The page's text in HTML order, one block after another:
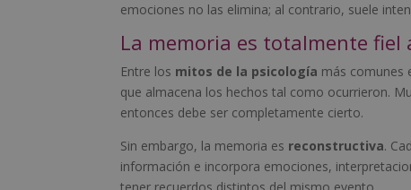
emociones no las elimina; al contrario, suele
La memoria es totalmente fiel
Entre los mitos de la psicología más comunes
que almacena los hechos tal como ocurrieron.
entonces debe ser completamente cierto.
Sin embargo, la memoria es reconstructiva.
información e incorpora emociones,